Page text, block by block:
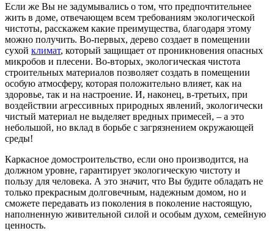
Если же Вы не задумывались о том, что предпочтительнее
жить в доме, отвечающем всем требованиям экологической
чистоты, расскажем какие преимущества, благодаря этому
можно получить. Во-первых, дерево создает в помещении
сухой климат, который защищает от проникновения опасных
микробов и плесени. Во-вторых, экологическая чистота
строительных материалов позволяет создать в помещении
особую атмосферу, которая положительно влияет, как на
здоровье, так и на настроение. И, наконец, в-третьих, при
воздействии агрессивных природных явлений, экологически
чистый материал не выделяет вредных примесей, – а это
небольшой, но вклад в борьбе с загрязнением окружающей
среды!
Каркасное домостроительство, если оно производится, на
должном уровне, гарантирует экологическую чистоту и
пользу для человека. А это значит, что Вы будите обладать не
только прекрасным долговечным, надежным домом, но и
сможете передавать из поколения в поколение настоящую,
наполненную живительной силой и особым духом, семейную
ценность.